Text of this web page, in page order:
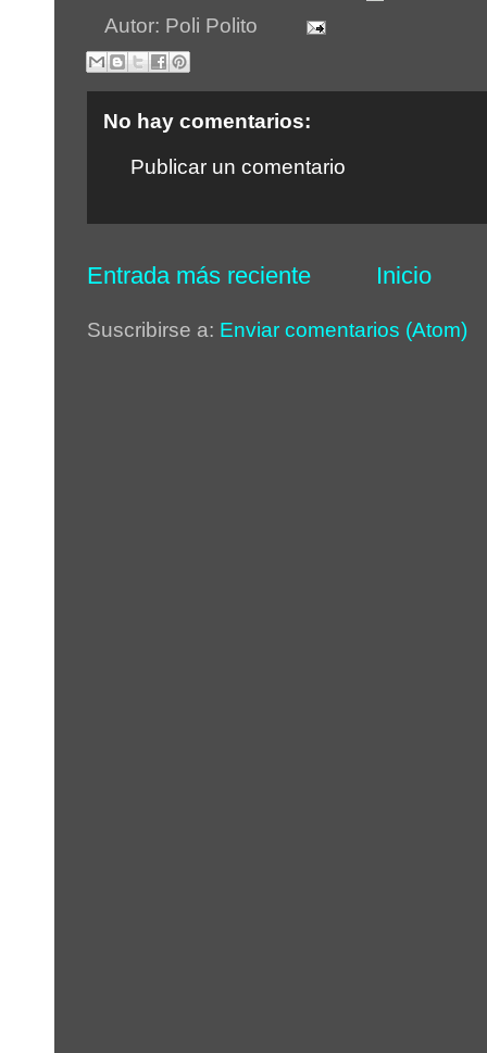
Autor: Poli Polito
No hay comentarios:
Publicar un comentario
Entrada más reciente Inicio
Suscribirse a: Enviar comentarios (Atom)